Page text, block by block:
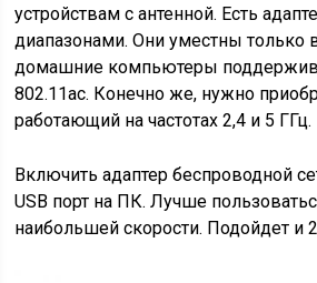
устройствам с антенной. Есть
диапазонами. Они уместны только
домашние компьютеры
802.11ac. Конечно же, нужно
работающий на частотах 2,4 и 5 ГГц.
Включить адаптер беспроводной
USB порт на ПК. Лучше
наибольшей скорости. Подойдет и